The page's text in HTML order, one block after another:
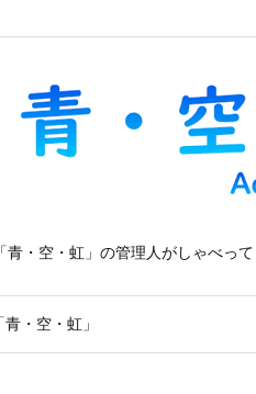
「青・空・虹」の管理人がしゃべっ
・空・虹」